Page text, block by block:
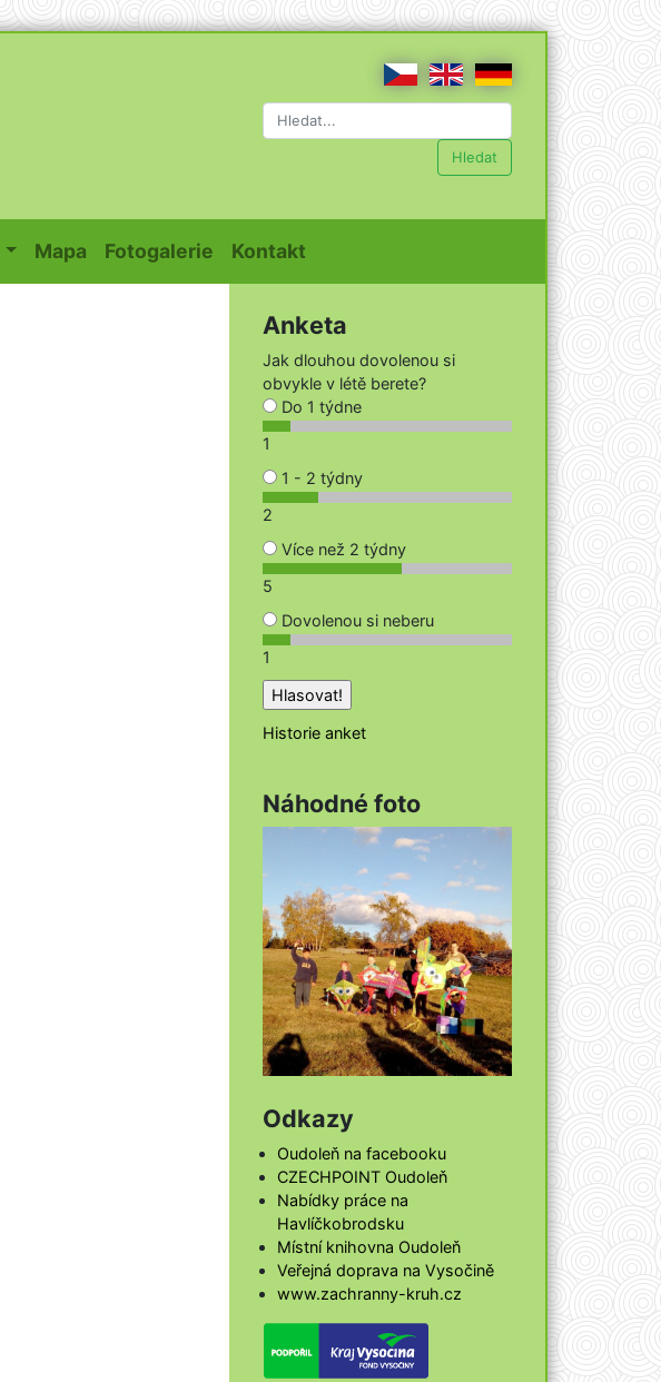
Hledat
Mapa (current)
Fotogalerie (current)
Kontakt
Anketa
Jak dlouhou dovolenou si
obvykle v létě berete?
Do 1 týdne
1
1 - 2 týdny
2
Více než 2 týdny
5
Dovolenou si neberu
1
Historie anket
Náhodné foto
Odkazy
Oudoleň na facebooku
CZECHPOINT Oudoleň
Nabídky práce na
Havlíčkobrodsku
Místní knihovna Oudoleň
Veřejná doprava na Vysočině
www.zachranny-kruh.cz